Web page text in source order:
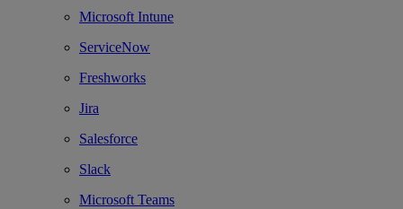
Microsoft Intune
ServiceNow
Freshworks
Jira
Salesforce
Slack
Microsoft Teams